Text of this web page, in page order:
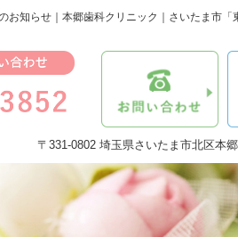
お知らせ｜本郷歯科クリニック｜さいたま市「
〒331-0802 埼玉県さいたま市北区本